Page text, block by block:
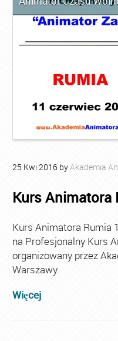
25 Kwi 2016 byAkademia
Kurs Animatora
Kurs Animatora
na Profesjonalny Kurs
organizowany przez
Warszawy.
Więcej